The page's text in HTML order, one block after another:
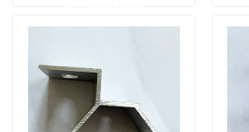
Sistem Pemasangan Panel Surya
Braket Pemasangan Panel Surya